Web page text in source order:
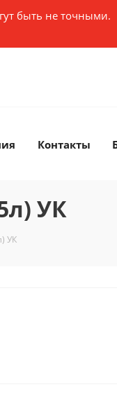
быть не точными.
Контакты
УК
УК